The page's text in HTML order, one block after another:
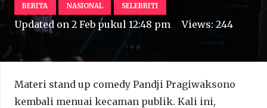
BERITA NASIONAL SELEBRITI
Updated on 2 Feb pukul 12:48 pm Views:244
Materi stand up comedy Pandji Pragiwaksono
kembali menuai kecaman publik. Kali ini,